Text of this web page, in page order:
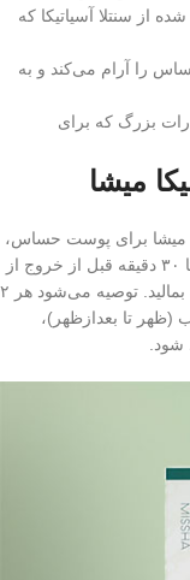
از سنتلا آسیاتیکا که
را آرام می‌کند و به
بزرگ که برای
میشا
میشا برای پوست حساس،
کافی است مقدار مناسبی از محصول را حدود ۲۰ تا ۳۰ دقیقه قبل از خروج از
منزل به صورت یکنواخت روی پوست تمیز و خشک بمالید. توصیه می‌شود هر ۲
(ظهر تا بعدازظهر)،
شود.